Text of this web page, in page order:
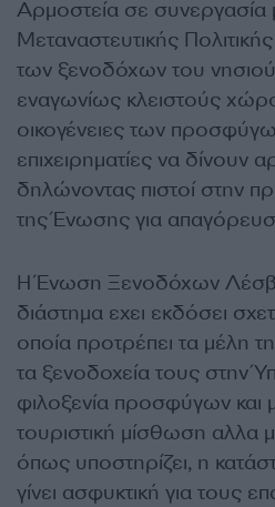
Αρμοστεία σε συνεργασία
Μεταναστευτικής
των ξενοδόχων του
εναγωνίως κλειστούς
οικογένειες των
επιχειρηματίες να δίνουν
δηλώνοντας πιστοί στην
της Ένωσης για
Η Ένωση Ξενοδόχων
διάστημα εχει εκδόσει
οποία προτρέπει τα μέλη
τα ξενοδοχεία τους στην
φιλοξενία προσφύγων και
τουριστική μίσθωση αλλα
όπως υποστηρίζει, η
γίνει ασφυκτική για τους